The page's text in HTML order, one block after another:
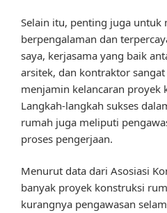
Selain itu, penting juga
berpengalaman dan
saya, kerjasama yang baik
arsitek, dan kontraktor
menjamin kelancaran proyek
Langkah-langkah sukses
rumah juga meliputi
proses pengerjaan.
Menurut data dari Asosiasi
banyak proyek konstruksi
kurangnya pengawasan